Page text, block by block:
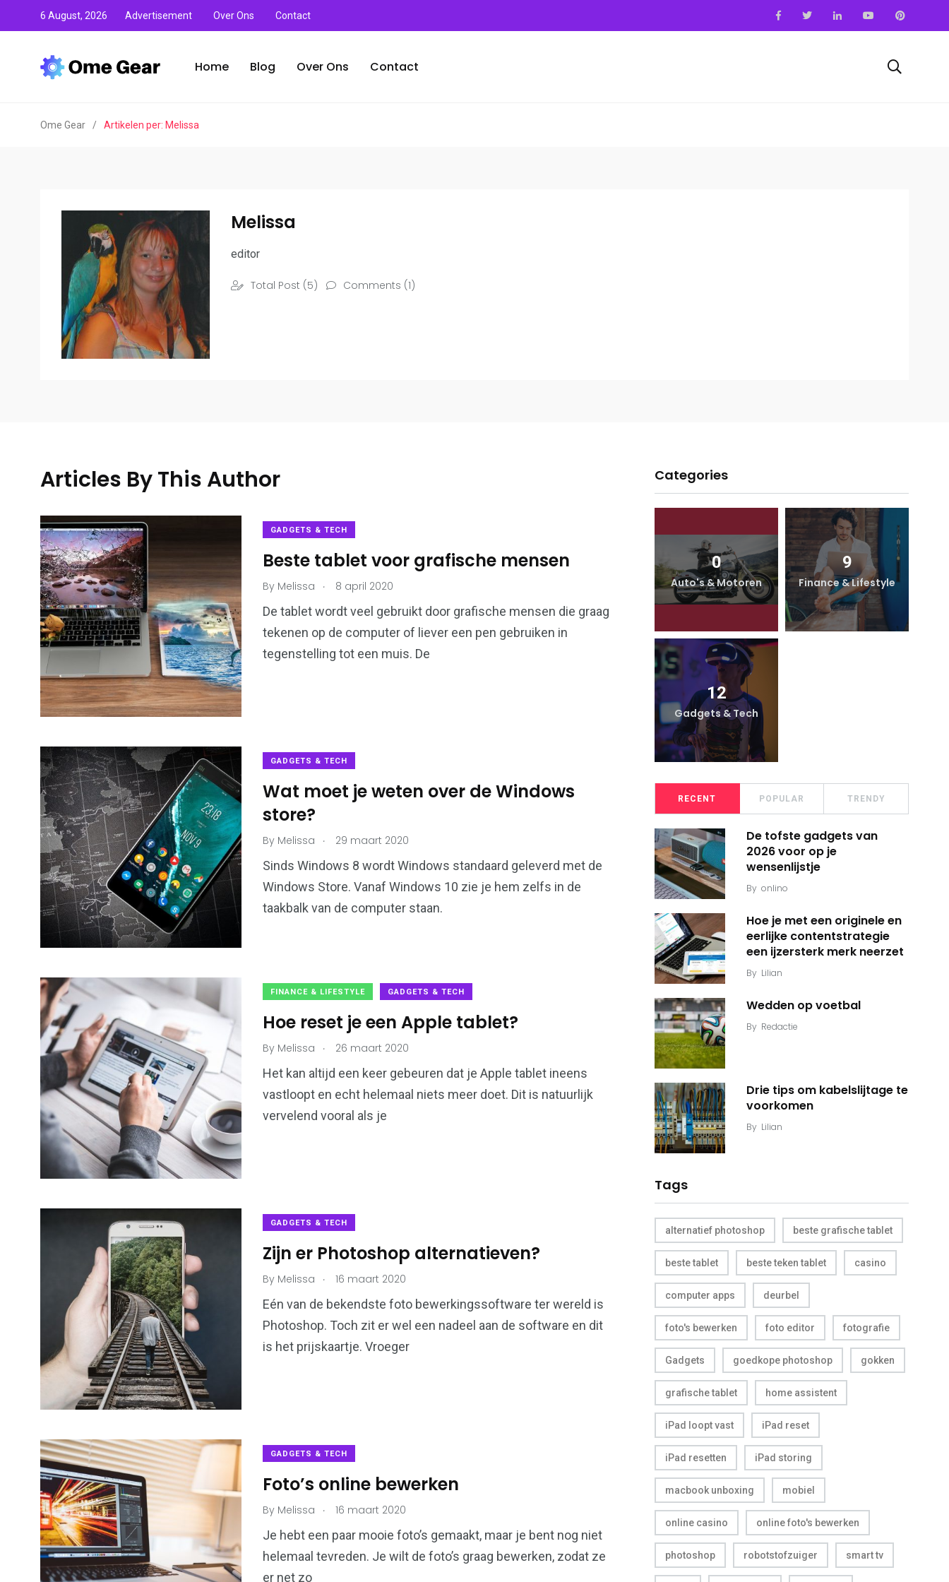
6 August, 2026 Advertisement Over Ons Contact
Home Blog Over Ons Contact
Ome Gear / Artikelen per: Melissa
Melissa
editor
Total Post (5) Comments (1)
Articles By This Author
GADGETS & TECH
Beste tablet voor grafische mensen
By Melissa . 8 april 2020
De tablet wordt veel gebruikt door grafische mensen die graag
tekenen op de computer of liever een pen gebruiken in
tegenstelling tot een muis. De
GADGETS & TECH
Wat moet je weten over de Windows
store?
By Melissa . 29 maart 2020
Sinds Windows 8 wordt Windows standaard geleverd met de
Windows Store. Vanaf Windows 10 zie je hem zelfs in de
taakbalk van de computer staan.
FINANCE & LIFESTYLE GADGETS & TECH
Hoe reset je een Apple tablet?
By Melissa . 26 maart 2020
Het kan altijd een keer gebeuren dat je Apple tablet ineens
vastloopt en echt helemaal niets meer doet. Dit is natuurlijk
vervelend vooral als je
GADGETS & TECH
Zijn er Photoshop alternatieven?
By Melissa . 16 maart 2020
Eén van de bekendste foto bewerkingssoftware ter wereld is
Photoshop. Toch zit er wel een nadeel aan de software en dit
is het prijskaartje. Vroeger
GADGETS & TECH
Foto’s online bewerken
By Melissa . 16 maart 2020
Je hebt een paar mooie foto’s gemaakt, maar je bent nog niet
helemaal tevreden. Je wilt de foto’s graag bewerken, zodat ze
er net zo
Categories
0
Auto's & Motoren
9
Finance & Lifestyle
12
Gadgets & Tech
0 9 0
Auto's & Motoren
9
Finance & Lifestyle
12
Gadgets & Tech
RECENT POPULAR TRENDY
De tofste gadgets van
2026 voor op je
wensenlijstje
By onlino
Hoe je met een originele en
eerlijke contentstrategie
een ijzersterk merk neerzet
By Lilian
Wedden op voetbal
By Redactie
Drie tips om kabelslijtage te
voorkomen
By Lilian
Tags
alternatief photoshop beste grafische tablet
beste tablet beste teken tablet casino
computer apps deurbel
foto's bewerken foto editor fotografie
Gadgets goedkope photoshop gokken
grafische tablet home assistent
iPad loopt vast iPad reset
iPad resetten iPad storing
macbook unboxing mobiel
online casino online foto's bewerken
photoshop robotstofzuiger smart tv